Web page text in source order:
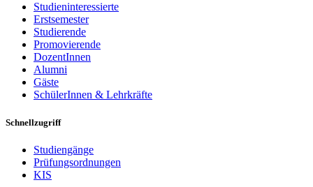
Studieninteressierte
Erstsemester
Studierende
Promovierende
DozentInnen
Alumni
Gäste
SchülerInnen & Lehrkräfte
Schnellzugriff
Studiengänge
Prüfungsordnungen
KIS